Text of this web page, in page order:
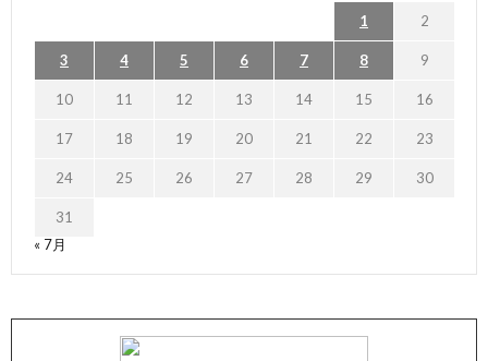
1 2
3 4 5 6 7 8 9
10 11 12 13 14 15 16
17 18 19 20 21 22 23
24 25 26 27 28 29 30
31
« 7月